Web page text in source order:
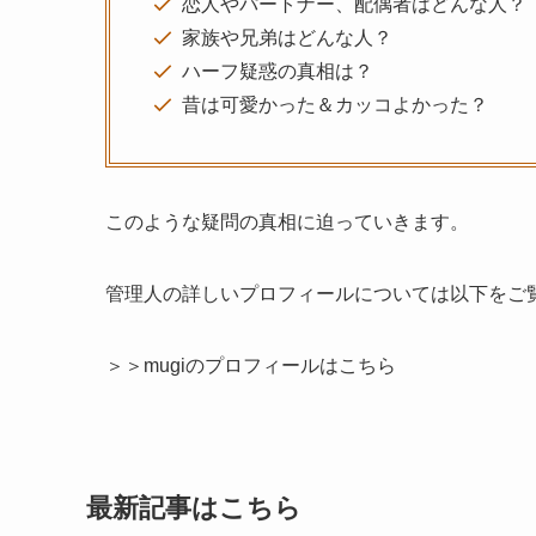
家族や兄弟はどんな人？
ハーフ疑惑の真相は？
昔は可愛かった＆カッコよかった？
このような疑問の真相に迫っていきます。
管理人の詳しいプロフィールについては以下をご
＞＞mugiのプロフィールはこちら
最新記事はこちら